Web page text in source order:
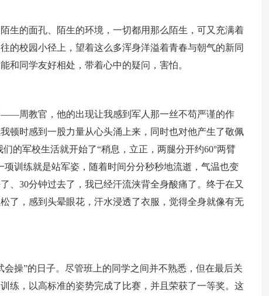
的面孔、陌生的环境，一切都用那么陌生，可又充满着
的校园小径上，望着这么多浑身洋溢着青春与朝气的新同
和同学友好相处，带着心中的疑问，害怕。
周教官，他的出现让我感到军人那一丝不苟严谨的作
顿时感到一股力量从心头涌上来，同时也对他产生了敬佩
的军校生活就开始了“稍息，立正，两腿分开约60°两臂
训练就是站军姿，随着时间分分秒秒地流逝，气温也变
、30分钟过去了，我已经汗流浃背全身酸痛了。终于在又
了，感到头晕眼花，汗水浸透了衣服，觉得全身就像有无
操”的日子。尽管班上的同学之间并不熟悉，但在最后关
练，以高标准的姿势完成了比赛，并且荣获了一等奖。这